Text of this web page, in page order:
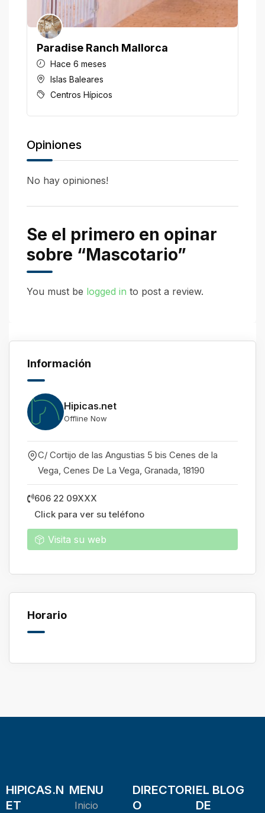
Paradise Ranch Mallorca
Hace 6 meses
Islas Baleares
Centros Hípicos
Opiniones
No hay opiniones!
Se el primero en opinar
sobre “Mascotario”
You must be logged in to post a review.
Información
Hipicas.net
Offline Now
C/ Cortijo de las Angustias 5 bis Cenes de la
Vega, Cenes De La Vega, Granada, 18190
606 22 09XXX
Click para ver su teléfono
Visita su web
Horario
HIPICAS.N
ET
MENU
Inicio
DIRECTORI
O
EL BLOG
DE